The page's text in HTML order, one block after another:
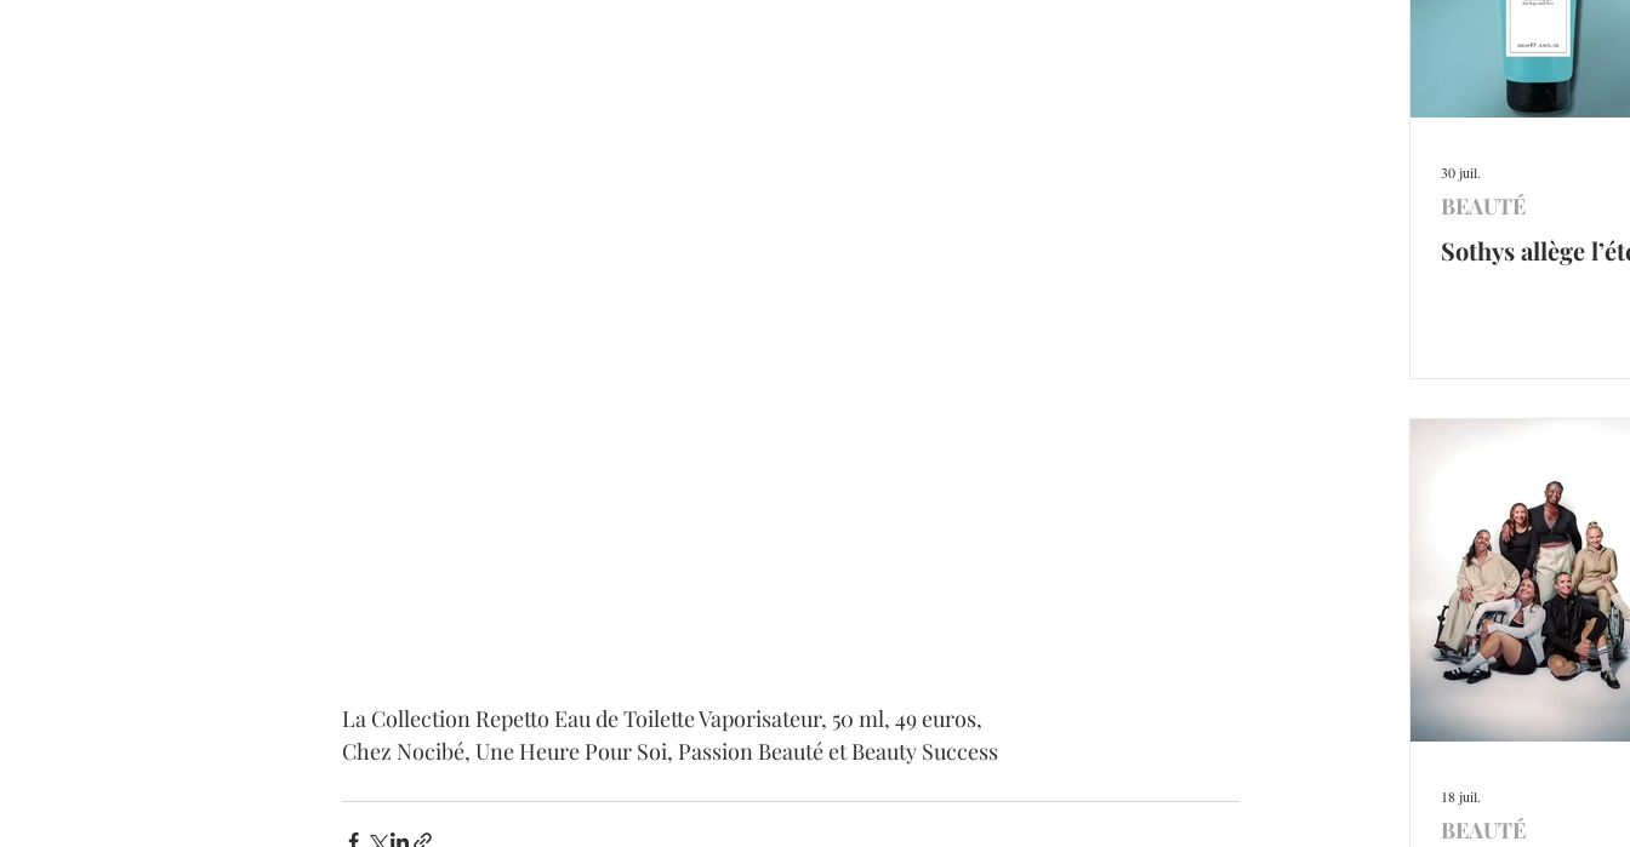
La Collection Repetto Eau de Toilette Vaporisateur, 50 ml, 49 euros,
Chez Nocibé, Une Heure Pour Soi, Passion Beauté et Beauty Success
Sothys allège
BEAUTÉ
30 juil.
BEAUTÉ
18 juil.